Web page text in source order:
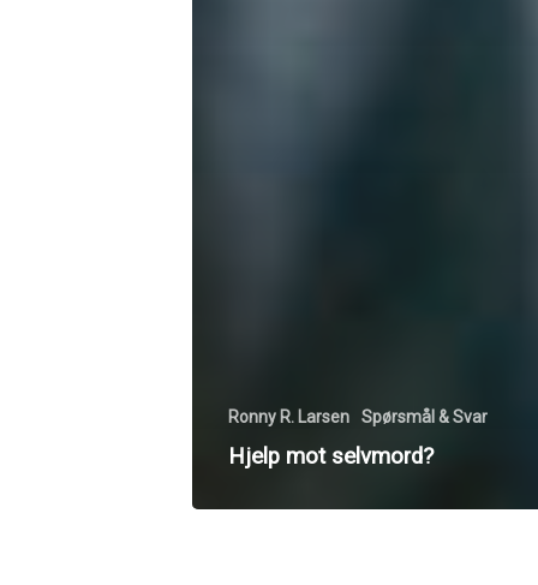
Ronny R. Larsen Spørsmål & Svar
Hjelp mot selvmord?